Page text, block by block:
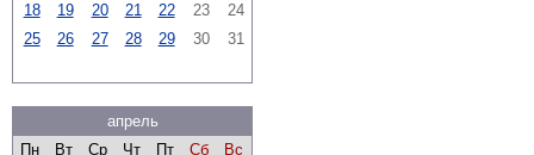
18
19 20 21 22 23
24
25
26 27 28 29 30 31
апрель
Пн
Вт Ср Чт Пт Сб
Вс